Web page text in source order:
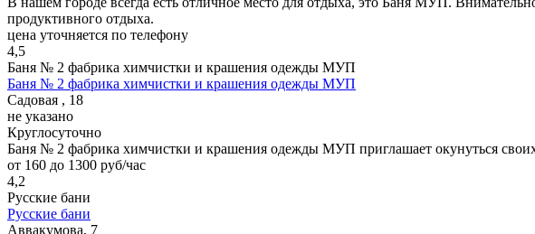
продуктивного отдыха.
цена уточняется по телефону
4,5
Баня № 2 фабрика химчистки и крашения одежды МУП
Баня № 2 фабрика химчистки и крашения одежды МУП
Садовая , 18
не указано
Круглосуточно
Баня № 2 фабрика химчистки и крашения одежды МУП приглашает окунуться
от 160 до 1300 руб/час
4,2
Русские бани
Русские бани
Аввакумова, 7